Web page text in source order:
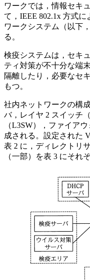
ワークでは，情報セキ
て，IEEE 802.1x 方式
ワークシステム（以下
る。
検疫システムは，セキ
ティ対策が不十分な端
隔離したり，必要なセ
もつ。
社内ネットワークの構
バ，レイヤ 2 スイッチ
（L3SW），ファイア
成される。設定された
表 2 に，ディレクトリ
（一部）を表 3 にそれ